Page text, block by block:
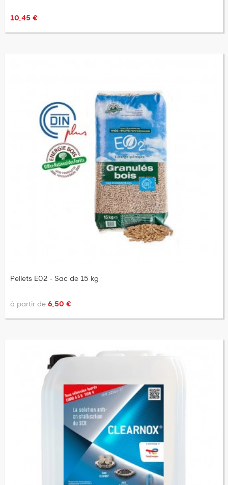
10,45 €
Pellets E02 - Sac de 15 kg
à partir de 6,50 €